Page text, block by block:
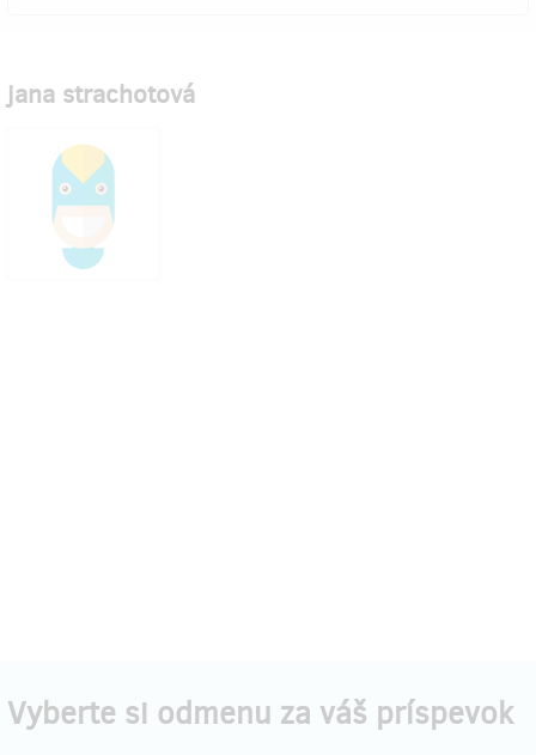
jana strachotová
Vyberte si odmenu za váš príspevok